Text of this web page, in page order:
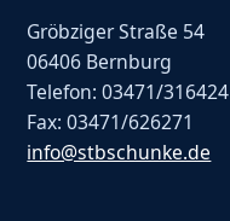
Gröbziger Straße 54
06406 Bernburg
Telefon: 03471/316424
Fax: 03471/626271
info@stbschunke.de